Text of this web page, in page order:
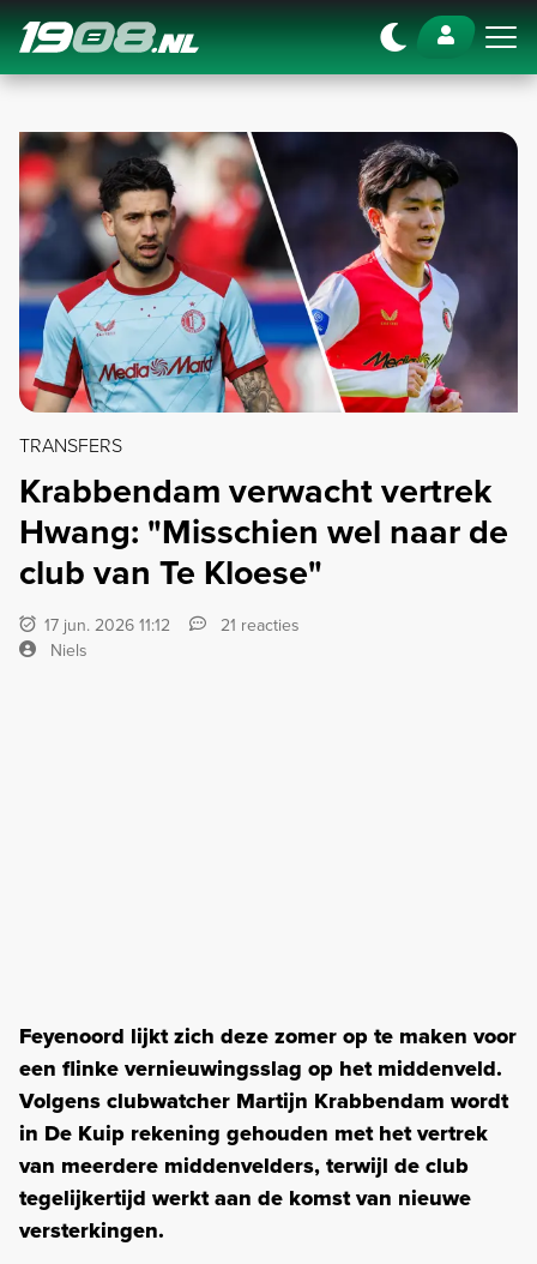
Navigation
TRANSFERS
Krabbendam verwacht vertrek
Hwang: "Misschien wel naar de
club van Te Kloese"
17 jun. 2026 11:12
21 reacties
Niels
Feyenoord lijkt zich deze zomer op te maken voor
een flinke vernieuwingsslag op het middenveld.
Volgens clubwatcher Martijn Krabbendam wordt
in De Kuip rekening gehouden met het vertrek
van meerdere middenvelders, terwijl de club
tegelijkertijd werkt aan de komst van nieuwe
versterkingen.